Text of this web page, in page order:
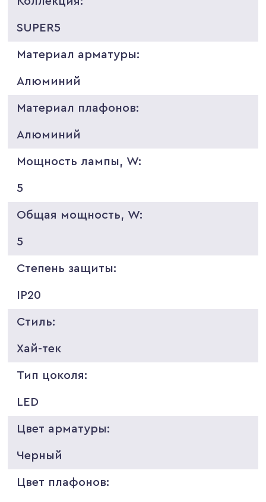
SUPER5
Материал арматуры:
Алюминий
Материал плафонов:
Алюминий
Мощность лампы, W:
5
Общая мощность, W:
5
Степень защиты:
IP20
Стиль:
Хай-тек
Тип цоколя:
LED
Цвет арматуры:
Черный
Цвет плафонов: